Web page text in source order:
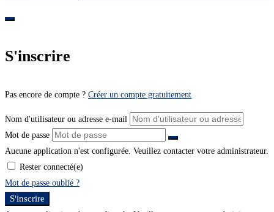
S'inscrire
Pas encore de compte ? Créer un compte gratuitement
Nom d'utilisateur ou adresse e-mail
Mot de passe
Aucune application n'est configurée. Veuillez contacter votre administrateur.
Rester connecté(e)
Mot de passe oublié ?
S'inscrire